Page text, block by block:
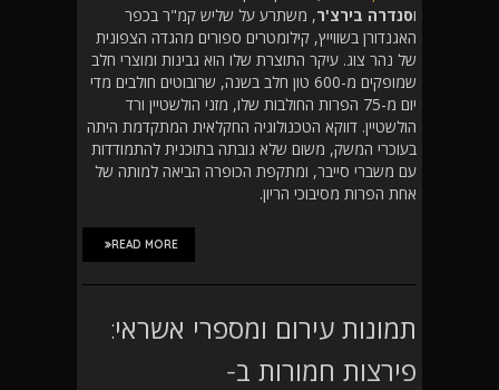
וסנדרה בירצ'ר, משתרע על שליש קמ"ר בכפר
האגנדורן בשווייץ, קילומטרים ספורים מהגדה הצפונית
של נהר צוג. עיקר התוצרת שלו הוא גבינות ומוצרי חלב
שמופקים מ-600 טון חלב בשנה, שרובוטים חולבים מדי
יום מ-75 הפרות החולבות שלו, מזני הולשטיין ורד
הולשטיין. דווקא הטכנולוגיה החקלאית המתקדמת היתה
בעוכרי המשק, משום שלא גובתה בתוכנית להתמודדות
עם משברי סייבר, ומתקפת הכופרה הביאה למותה של
אחת הפרות מסיבוכי הריון.
READ MORE
תמונות עירום ומספרי אשראי:
פירצות חמורות ב-